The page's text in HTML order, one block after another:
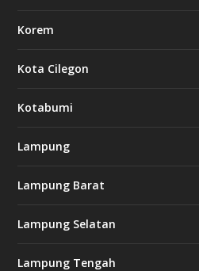
Korem
Kota Cilegon
Kotabumi
Lampung
Lampung Barat
Lampung Selatan
Lampung Tengah